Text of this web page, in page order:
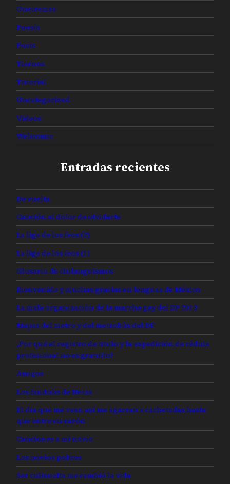
Oneiremas
Poesía
Posts
Tiernos
Tutorial
Uncategorized
Videos
Webcomic
Entradas recientes
De vuelta
Canción al dolor de olvidarte
La liga de los feos (2)
La liga de los feos (1)
Glosario de chilanguismos
Bienvenido y muchas gracias en lenguas de México
La mala organización de la marcha gay del DF 2013
Mapas del metro y del metrobús del DF
¿Por qué el registro de título y la expedición de cédula
profesional no es gratuito?
Amigos
Los fandubs de Netza
El día que me vean así me agarran a cachetadas hasta
que entre en razón
Canciones a mi novio
Los novios pobres
Ser culisuelta me cambió la vida